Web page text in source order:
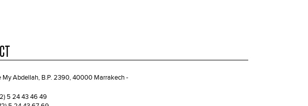
My Abdellah, B.P. 2390, 40000 Marrakech -
5 24 43 46 49